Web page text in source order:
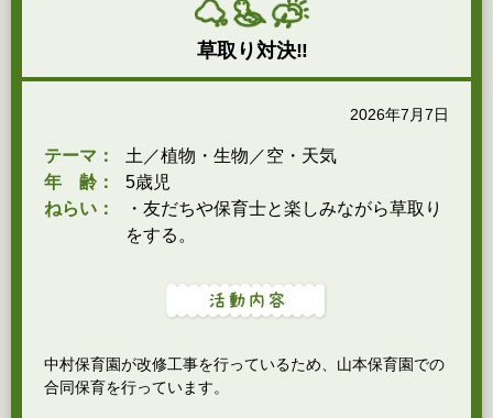
草取り対決‼
2026年7月7日
テーマ：
土／植物・生物／空・天気
年 齢：
5歳児
ねらい：
・友だちや保育士と楽しみながら草取り
をする。
中村保育園が改修工事を行っているため、山本保育園での
合同保育を行っています。